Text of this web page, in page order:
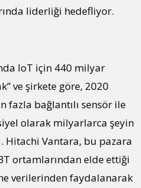
liderliği hedefliyor.
IoT için 440 milyar
ve şirkete göre, 2020
fazla bağlantılı sensör ile
olarak milyarlarca şeyin
Vantara, bu pazara
ortamlarından elde ettiği
verilerinden faydalanarak